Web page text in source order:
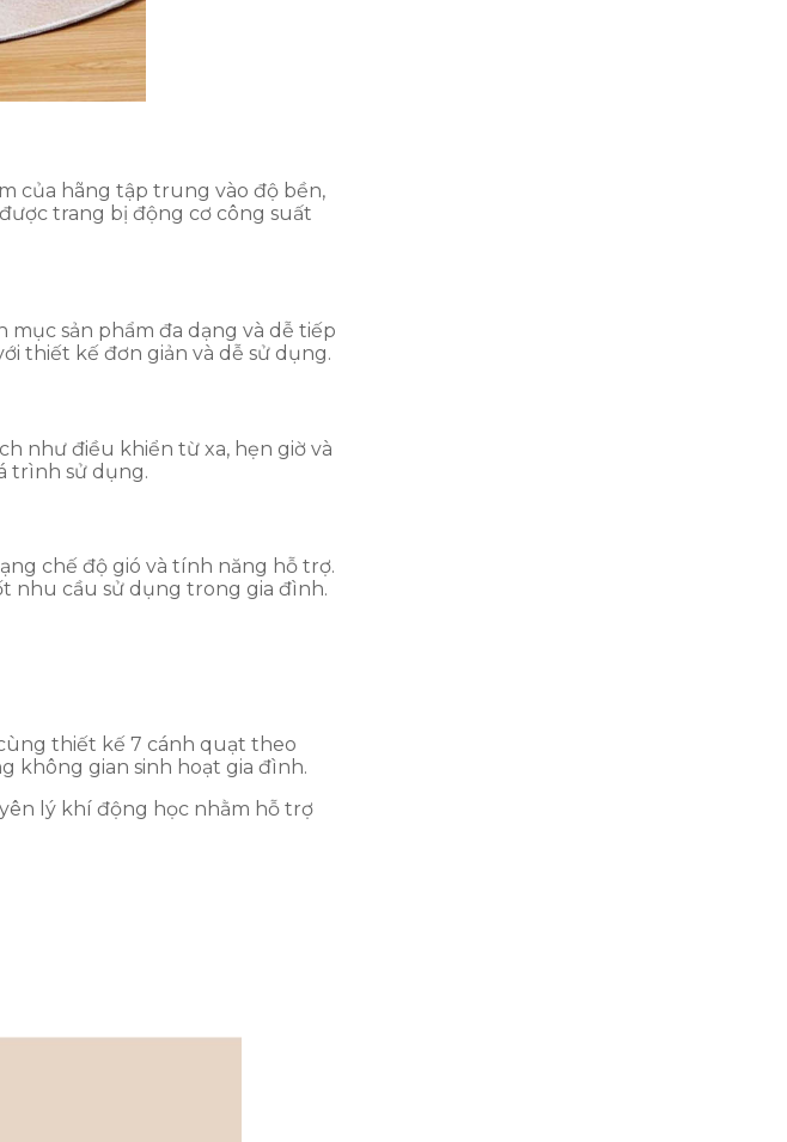
của hãng tập trung vào độ bền,
trang bị động cơ công suất
sản phẩm đa dạng và dễ tiếp
thiết kế đơn giản và dễ sử dụng.
như điều khiển từ xa, hẹn giờ và
trình sử dụng.
chế độ gió và tính năng hỗ trợ.
nhu cầu sử dụng trong gia đình.
thiết kế 7 cánh quạt theo
không gian sinh hoạt gia đình.
lý khí động học nhằm hỗ trợ